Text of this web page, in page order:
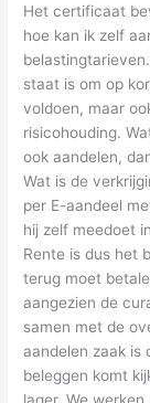
Het certificaat
hoe kan ik zelf
staat is om op
voldoen, maar
risicohouding.
ook aandelen,
Wat is de
per E-aandeel
hij zelf meedoet
Rente is dus het
terug moet
aangezien de
samen met de
aandelen zaak is
beleggen komt
lager. We